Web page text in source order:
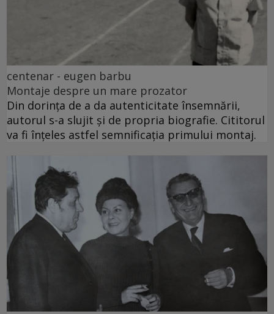
centenar - eugen barbu
Montaje despre un mare prozator
Din dorința de a da autenticitate însemnării,
autorul s-a slujit și de propria biografie. Cititorul
va fi înțeles astfel semnificația primului montaj.